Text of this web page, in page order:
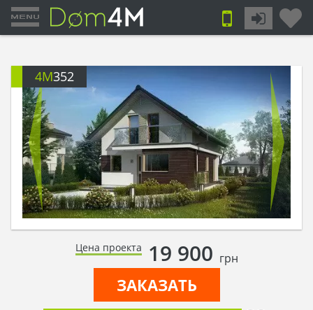
4M352
Цена проекта 19 900 грн
ЗАКАЗАТЬ